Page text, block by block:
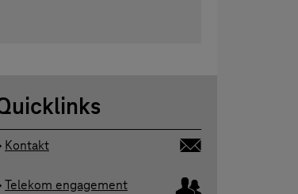
Kontakt
Telekom engagement